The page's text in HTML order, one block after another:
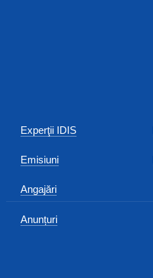
Experţii IDIS
Emisiuni
Angajări
Anunțuri